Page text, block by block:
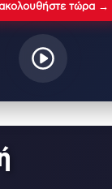
τώρα →